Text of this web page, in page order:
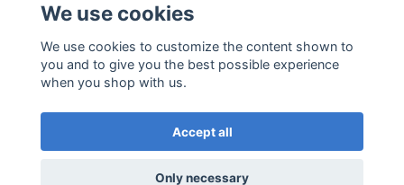
Social Media
© 2026 Jordnära Fröer
We use cookies
We use cookies to customize the content shown to
you and to give you the best possible experience
when you shop with us.
Accept all
Only necessary